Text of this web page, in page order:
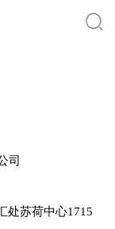
司
处苏荷中心1715